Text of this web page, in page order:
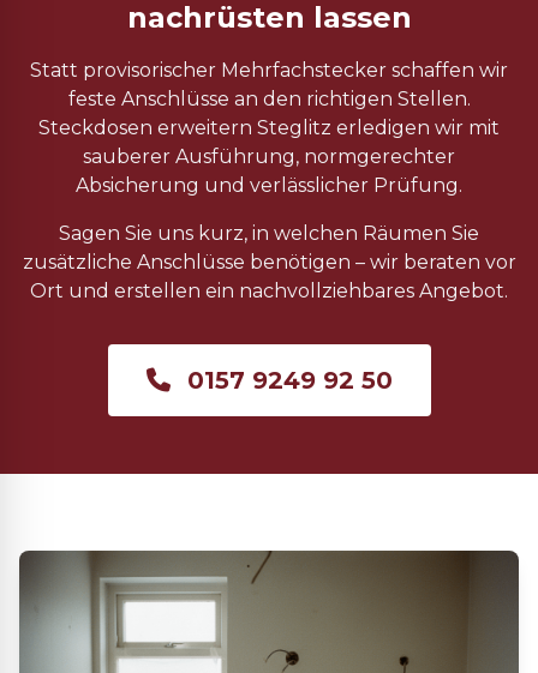
nachrüsten lassen
Statt provisorischer Mehrfachstecker schaffen wir
feste Anschlüsse an den richtigen Stellen.
Steckdosen erweitern Steglitz erledigen wir mit
sauberer Ausführung, normgerechter
Absicherung und verlässlicher Prüfung.
Sagen Sie uns kurz, in welchen Räumen Sie
zusätzliche Anschlüsse benötigen – wir beraten vor
Ort und erstellen ein nachvollziehbares Angebot.
0157 9249 92 50